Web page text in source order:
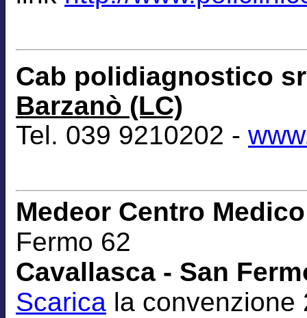
Cab polidiagnostico
Barzanò (LC)
Tel. 039 9210202 -
Medeor Centro
Fermo 62
Cavallasca - San
Scarica la convenzione